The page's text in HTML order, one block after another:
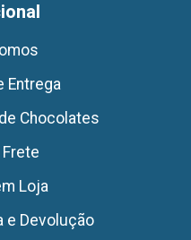
Entrega
Chocolates
Loja
e Devolução